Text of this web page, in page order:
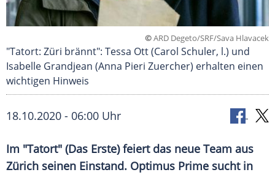
©ARD Degeto/SRF/Sava Hlavacek
"Tatort: Züri brännt": Tessa Ott (Carol Schuler, l.) und
Isabelle Grandjean (Anna Pieri Zuercher) erhalten einen
wichtigen Hinweis
18.10.2020 - 06:00 Uhr
Im "Tatort" (Das Erste) feiert das neue Team aus
Zürich seinen Einstand. Optimus Prime sucht in